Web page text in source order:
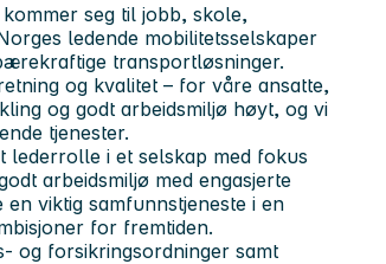
seg til jobb, skole,
ledende mobilitetsselskaper
transportløsninger.
og kvalitet – for våre ansatte,
og godt arbeidsmiljø høyt, og vi
tjenester.
lederrolle i et selskap med fokus
arbeidsmiljø med engasjerte
viktig samfunnstjeneste i en
for fremtiden.
og forsikringsordninger samt